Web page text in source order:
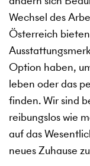
Wechsel des
Österreich
Option haben,
leben oder das
finden. Wir sind
reibungslos wie
auf das
neues Zuhause